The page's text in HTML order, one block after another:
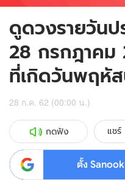
ดูดวงรายวันป
28 กรกฎาคม
ที่เกิดวันพฤหั
28 ก.ค. 62 (00:00 น.)
กดฟัง แชร์
ตั้ง